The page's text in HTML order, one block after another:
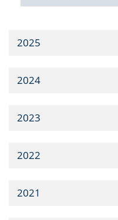
2025
2024
2023
2022
2021